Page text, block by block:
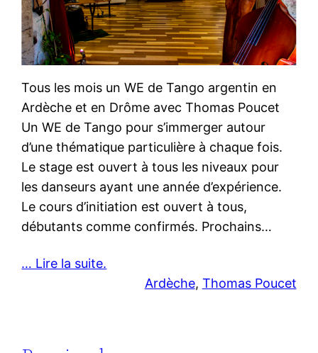
Tous les mois un WE de Tango argentin en
Ardèche et en Drôme avec Thomas Poucet
Un WE de Tango pour s’immerger autour
d’une thématique particulière à chaque fois.
Le stage est ouvert à tous les niveaux pour
les danseurs ayant une année d’expérience.
Le cours d’initiation est ouvert à tous,
débutants comme confirmés. Prochains…
… Lire la suite.
Ardèche, Thomas Poucet